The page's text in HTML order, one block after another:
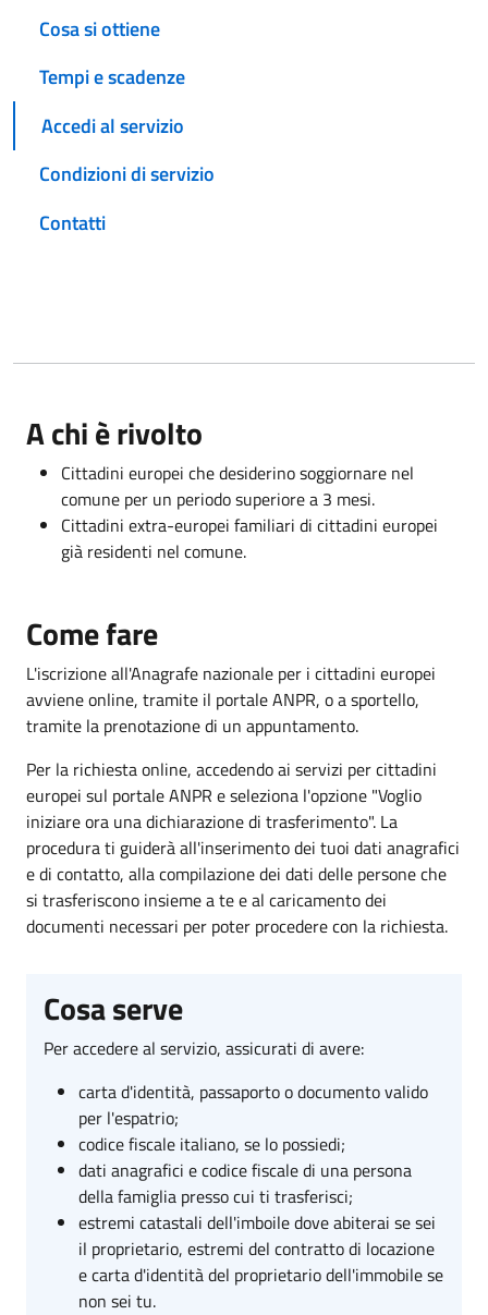
Cosa si ottiene
Tempi e scadenze
Accedi al servizio
Condizioni di servizio
Contatti
A chi è rivolto
Cittadini europei che desiderino soggiornare nel
comune per un periodo superiore a 3 mesi.
Cittadini extra-europei familiari di cittadini europei
già residenti nel comune.
Come fare
L'iscrizione all'Anagrafe nazionale per i cittadini europei
avviene online, tramite il portale ANPR, o a sportello,
tramite la prenotazione di un appuntamento.
Per la richiesta online, accedendo ai servizi per cittadini
europei sul portale ANPR e seleziona l'opzione "Voglio
iniziare ora una dichiarazione di trasferimento". La
procedura ti guiderà all'inserimento dei tuoi dati anagrafici
e di contatto, alla compilazione dei dati delle persone che
si trasferiscono insieme a te e al caricamento dei
documenti necessari per poter procedere con la richiesta.
Cosa serve
Per accedere al servizio, assicurati di avere:
carta d'identità, passaporto o documento valido
per l'espatrio;
codice fiscale italiano, se lo possiedi;
dati anagrafici e codice fiscale di una persona
della famiglia presso cui ti trasferisci;
estremi catastali dell'imboile dove abiterai se sei
il proprietario, estremi del contratto di locazione
e carta d'identità del proprietario dell'immobile se
non sei tu.